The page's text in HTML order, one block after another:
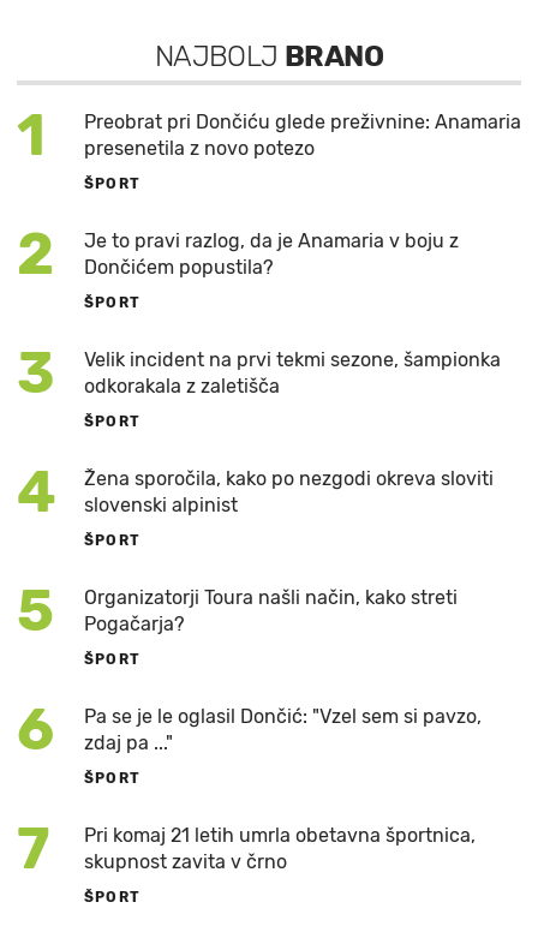
NAJBOLJ BRANO
1
Preobrat pri Dončiću glede preživnine: Anamaria
presenetila z novo potezo
ŠPORT
2
Je to pravi razlog, da je Anamaria v boju z
Dončićem popustila?
ŠPORT
3
Velik incident na prvi tekmi sezone, šampionka
odkorakala z zaletišča
ŠPORT
4
Žena sporočila, kako po nezgodi okreva sloviti
slovenski alpinist
ŠPORT
5
Organizatorji Toura našli način, kako streti
Pogačarja?
ŠPORT
6
Pa se je le oglasil Dončić: "Vzel sem si pavzo,
zdaj pa ..."
ŠPORT
7
Pri komaj 21 letih umrla obetavna športnica,
skupnost zavita v črno
ŠPORT